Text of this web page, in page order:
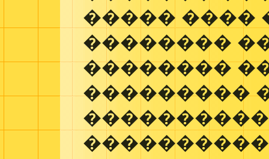
����� ����
��������
��������
���������